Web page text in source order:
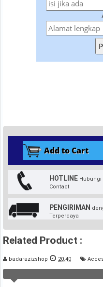
HOTLINE Hubungi
Contact
PENGIRIMAN
Terpercaya
Related Product :
badarazizshop 20.40